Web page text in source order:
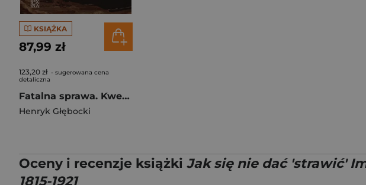
KSIĄŻKA
87,99 zł
123,20 zł - sugerowana cena
detaliczna
Fatalna sprawa. Kwestia polska w rosyjskiej...
Henryk Głębocki
Oceny i recenzje książki Jak się nie dać 'strawić'
1815-1921